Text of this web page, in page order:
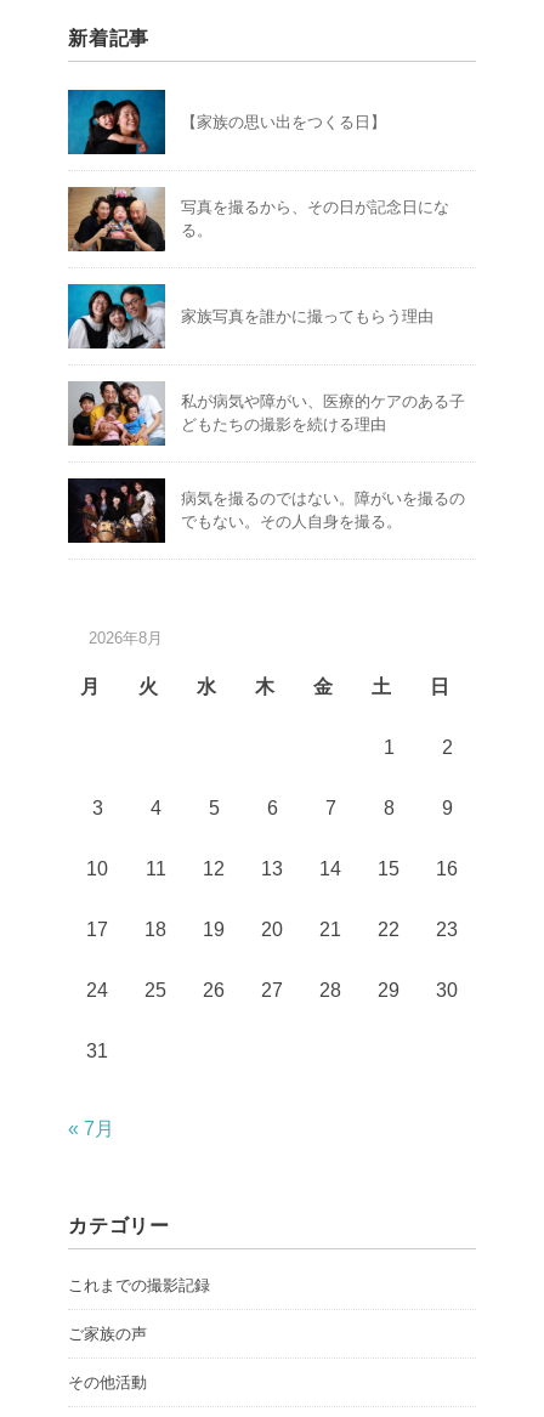
新着記事
【家族の思い出をつくる日】
写真を撮るから、その日が記念日にな
る。
家族写真を誰かに撮ってもらう理由
私が病気や障がい、医療的ケアのある子
どもたちの撮影を続ける理由
病気を撮るのではない。障がいを撮るの
でもない。その人自身を撮る。
2026年8月
月 火 水 木 金 土 日
1 2
3 4 5 6 7 8 9
10 11 12 13 14 15 16
17 18 19 20 21 22 23
24 25 26 27 28 29 30
31
« 7月
カテゴリー
これまでの撮影記録
ご家族の声
その他活動